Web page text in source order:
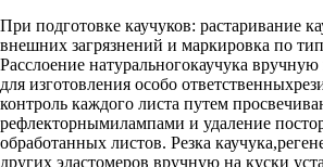
При подготовке каучуков: растаривание
внешних загрязнений и маркировка по
Расслоение натуральногокаучука
для изготовления особо
контроль каждого листа путем
рефлекторнымилампами и удаление
обработанных листов. Резка
других эластомеров вручную на куски